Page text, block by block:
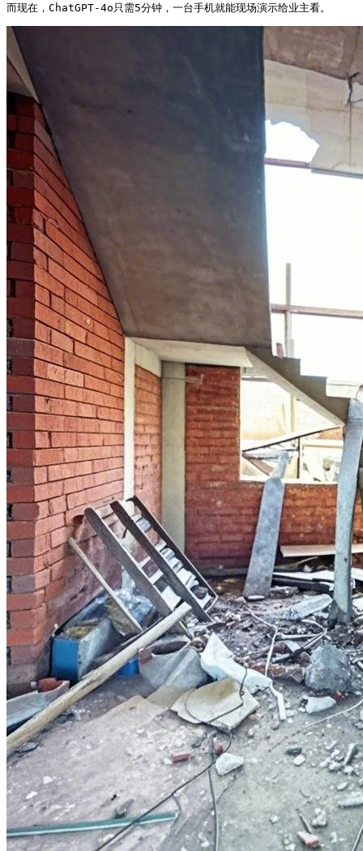
而现在，ChatGPT-4o只需5分钟，一台手机就能现场演示给业主看。